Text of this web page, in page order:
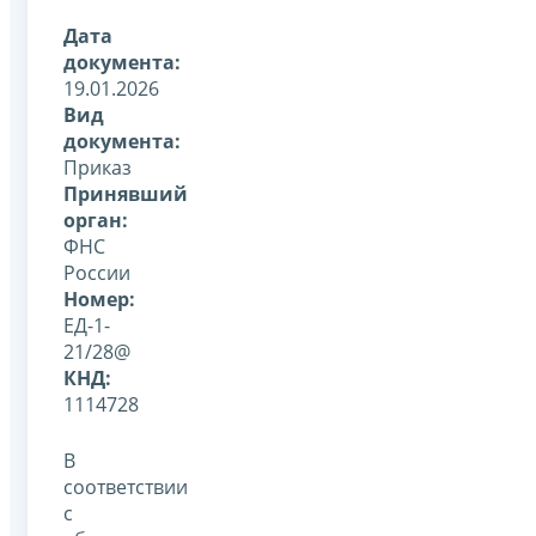
Дата
документа:
19.01.2026
Вид
документа:
Приказ
Принявший
орган:
ФНС
России
Номер:
ЕД-1-
21/28@
КНД:
1114728
В
соответствии
с